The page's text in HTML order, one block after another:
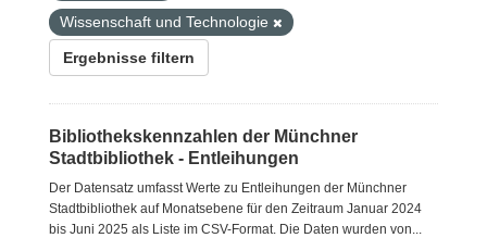
Wissenschaft und Technologie
Ergebnisse filtern
Bibliothekskennzahlen der Münchner
Stadtbibliothek - Entleihungen
Der Datensatz umfasst Werte zu Entleihungen der Münchner
Stadtbibliothek auf Monatsebene für den Zeitraum Januar 2024
bis Juni 2025 als Liste im CSV-Format. Die Daten wurden von...